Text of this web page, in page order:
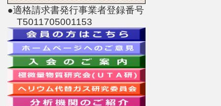
●適格請求書発行事業者登録番号
T5011705001153